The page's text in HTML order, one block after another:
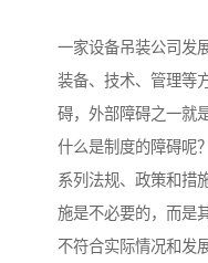
一家设备吊装公司发
装备、技术、管理等
碍，外部障碍之一就
什么是制度的障碍呢
系列法规、政策和措
施是不必要的，而是
不符合实际情况和发